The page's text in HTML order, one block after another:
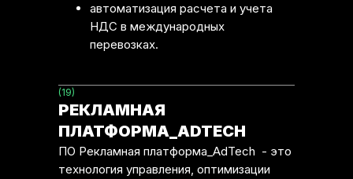
автоматизация расчета и учета
НДС в международных
перевозках.
(19)
РЕКЛАМНАЯ
ПЛАТФОРМА_ADTECH
ПО Рекламная платформа_AdTech - это
технология управления, оптимизации